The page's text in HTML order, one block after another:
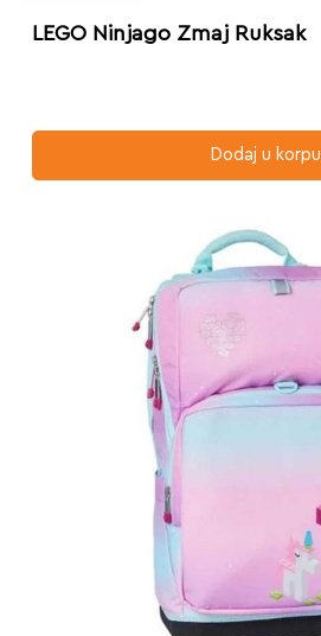
LEGO Ninjago Zmaj Ruksak
Dodaj u korpu